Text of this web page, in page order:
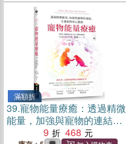
滿額折
39.寵物能量療癒：透過精微
能量，加強與寵物的連結，
守護寵物身心健康
9 468